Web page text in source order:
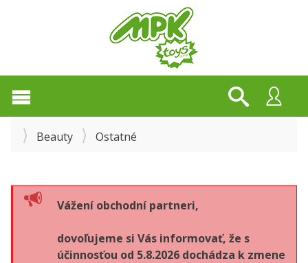
Beauty Ostatné
Vážení obchodní partneri,
dovoľujeme si Vás informovať, že s
účinnosťou od 5.8.2026 dochádza k zmene